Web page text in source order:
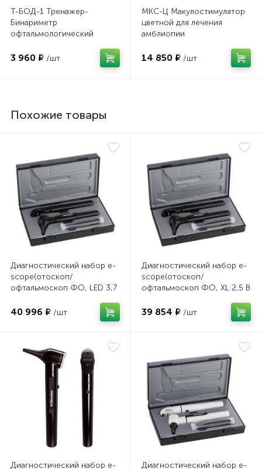
Т-БОД-1 Тренажер-
Бинариметр
офтальмологический
3 960 ₽ /шт
МКС-Ц Макулостимулятор
цветной для лечения
амблиопии
14 850 ₽ /шт
Похожие товары
Диагностический набор e-
scope(отоскоп/
офтальмоскоп ФО, LED 3,7
40 996 ₽ /шт
Диагностический набор e-
scope(отоскоп/
офтальмоскоп ФО, XL 2,5 В
39 854 ₽ /шт
Диагностический набор e- Диагностический набор e-